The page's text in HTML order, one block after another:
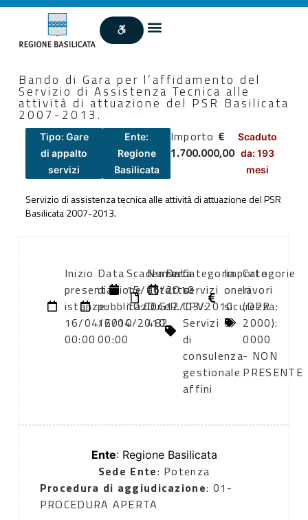
Bando di Gara per l’affidamento del
Servizio di Assistenza Tecnica alle
attività di attuazione del PSR Basilicata
2007-2013.
Tipo: Gare
di appalto
servizi
Ente:
Regione
Basilicata
Importo €
1.700.000,00
Scaduto
da: 193
mesi
Servizio di assistenza tecnica alle attività di attuazione del PSR
Basilicata 2007-2013.
Inizio
presentazione
istanze:
16/04/2010
00:00
Data
di
pubblicazione:
16/04/2010
00:00
Scadenza:
15/06/2010
10:00
Numero
atto:
D.G.R.
482
Data
atto:
12/03/2010
Categoria
servizi
CPV:
Servizi
di
consulenza
gestionale
affini
Importo
oneri
sicurezza:
0
Categorie
lavori
(DPR
2000):
0000
- NON
PRESENTE
Ente: Regione Basilicata
Sede Ente: Potenza
Procedura di aggiudicazione: 01-
PROCEDURA APERTA